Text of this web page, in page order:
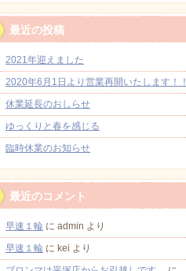
最近の投稿
2021年迎えました
2020年6月1日より営業再開いたします！！
休業延長のおしらせ
ゆっくりと春を感じる
臨時休業のお知らせ
最近のコメント
早速１輪 に admin より
早速１輪 に kei より